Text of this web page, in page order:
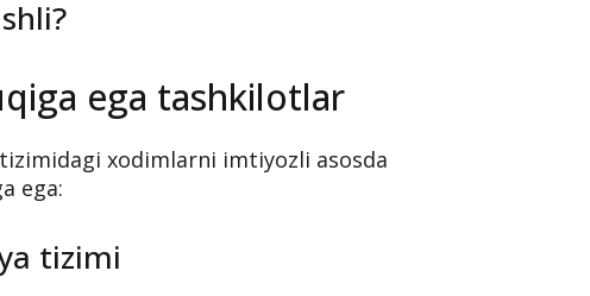
davomida malakasini oshirish
asosida o‘qishga qabul qilishni nazarda
ega tashkilotlar